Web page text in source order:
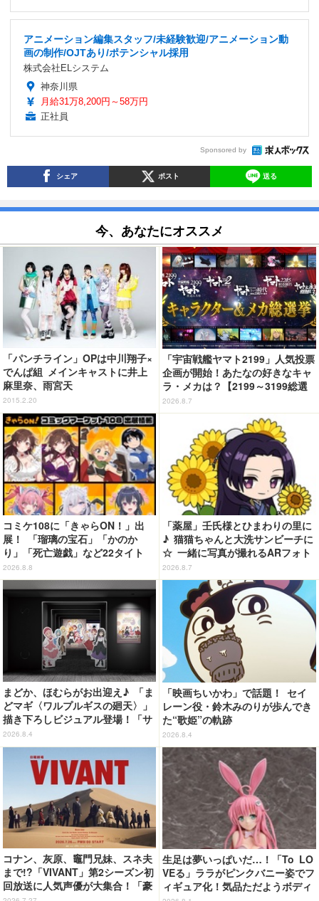
アニメーション編集スタッフ/未経験歓迎/アニメーション動
画の制作/OJTあり/ポテンシャル採用
株式会社ELシステム
神奈川県
月給31万8,200円～58万円
正社員
Sponsored by
シェア ポスト 送る
今、あなたにオススメ
「パンチライン」OPは中川翔子×
でんぱ組 メインキャストに井上
麻里奈、雨宮天
2015.2.20
「宇宙戦艦ヤマト2199」人気投票
企画が開始！あたなの好きなキャ
ラ・メカは？【2199～3199総選
挙】
2026.8.7
コミケ108に「きゃらON！」出
展！ 「瑠璃の宝石」「かのか
り」「死亡遊戯」など22タイト
ル・350種以上のグッズ販売
2026.8.8
「薬屋」壬氏様とひまわりの里に
♪ 猫猫ちゃんと大洗サンビーチに
☆ 一緒に写真が撮れるARフォト
スポット企画「猫猫・壬氏と夏巡
り」開催【茨城県】
2026.8.7
まどか、ほむらがお出迎え♪ 「ま
どマギ〈ワルプルギスの廻天〉」
描き下ろしビジュアル登場！「サ
ンシャインシティプリンスホテ
ル」コラボ開催
2026.8.4
「映画ちいかわ」で話題！ セイ
レーン役・鈴木みのりが歩んでき
た“歌姫”の軌跡
2026.8.4
コナン、灰原、竈門兄妹、スネ夫
まで!?「VIVANT」第2シーズン初
回放送に人気声優が大集合！「豪
生足は夢いっぱいだ…！「To LO
VEる」ララがピンクバニー姿でフ
ィギュア化！気品ただようボディ